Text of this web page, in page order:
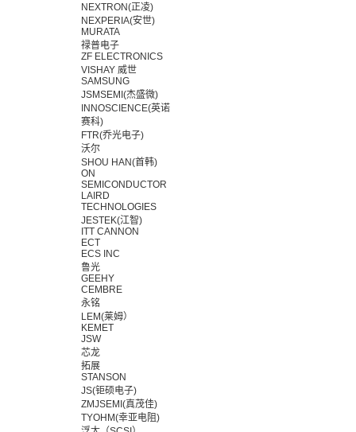
NEXTRON(正凌)
NEXPERIA(安世)
MURATA
禄普电子
ZF ELECTRONICS
VISHAY 威世
SAMSUNG
JSMSEMI(杰盛微)
INNOSCIENCE(英诺
赛科)
FTR(乔光电子)
沃尔
SHOU HAN(首韩)
ON
SEMICONDUCTOR
LAIRD
TECHNOLOGIES
JESTEK(江智)
ITT CANNON
ECT
ECS INC
鲁光
GEEHY
CEMBRE
永铭
LEM(莱姆）
KEMET
JSW
芯龙
拓展
STANSON
JS(钜硕电子)
ZMJSEMI(真茂佳)
TYOHM(幸亚电阻)